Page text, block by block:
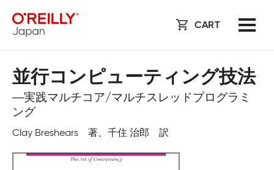
CART
並行コンピューティング技法
―実践マルチコア/マルチスレッドプログラミ
ング
Clay Breshears 著、千住 治郎 訳